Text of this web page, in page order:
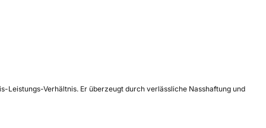
Leistungs-Verhältnis. Er überzeugt durch verlässliche Nasshaftung und